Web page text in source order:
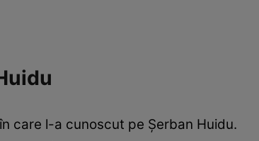
care l-a cunoscut pe Șerban Huidu.